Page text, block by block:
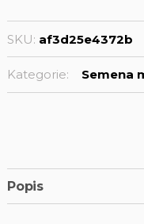
SKU: af3d25e4372b
Kategorie: Semena
Popis